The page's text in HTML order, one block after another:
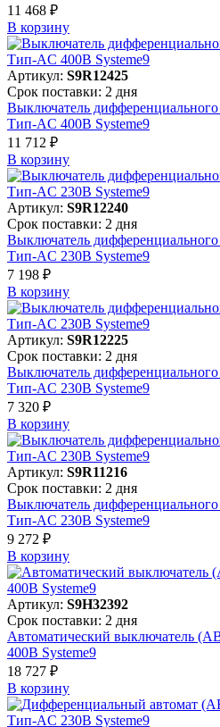
11 468 ₽
В корзинy
Артикул: S9R12425
Срок поставки: 2 дня
Выключатель
Тип-AC 400В Systeme9
11 712 ₽
В корзинy
Артикул: S9R12240
Срок поставки: 2 дня
Выключатель
Тип-AC 230В Systeme9
7 198 ₽
В корзинy
Артикул: S9R12225
Срок поставки: 2 дня
Выключатель
Тип-AC 230В Systeme9
7 320 ₽
В корзинy
Артикул: S9R11216
Срок поставки: 2 дня
Выключатель
Тип-AC 230В Systeme9
9 272 ₽
В корзинy
Артикул: S9H32392
Срок поставки: 2 дня
Автоматический выключатель
400В Systeme9
18 727 ₽
В корзинy